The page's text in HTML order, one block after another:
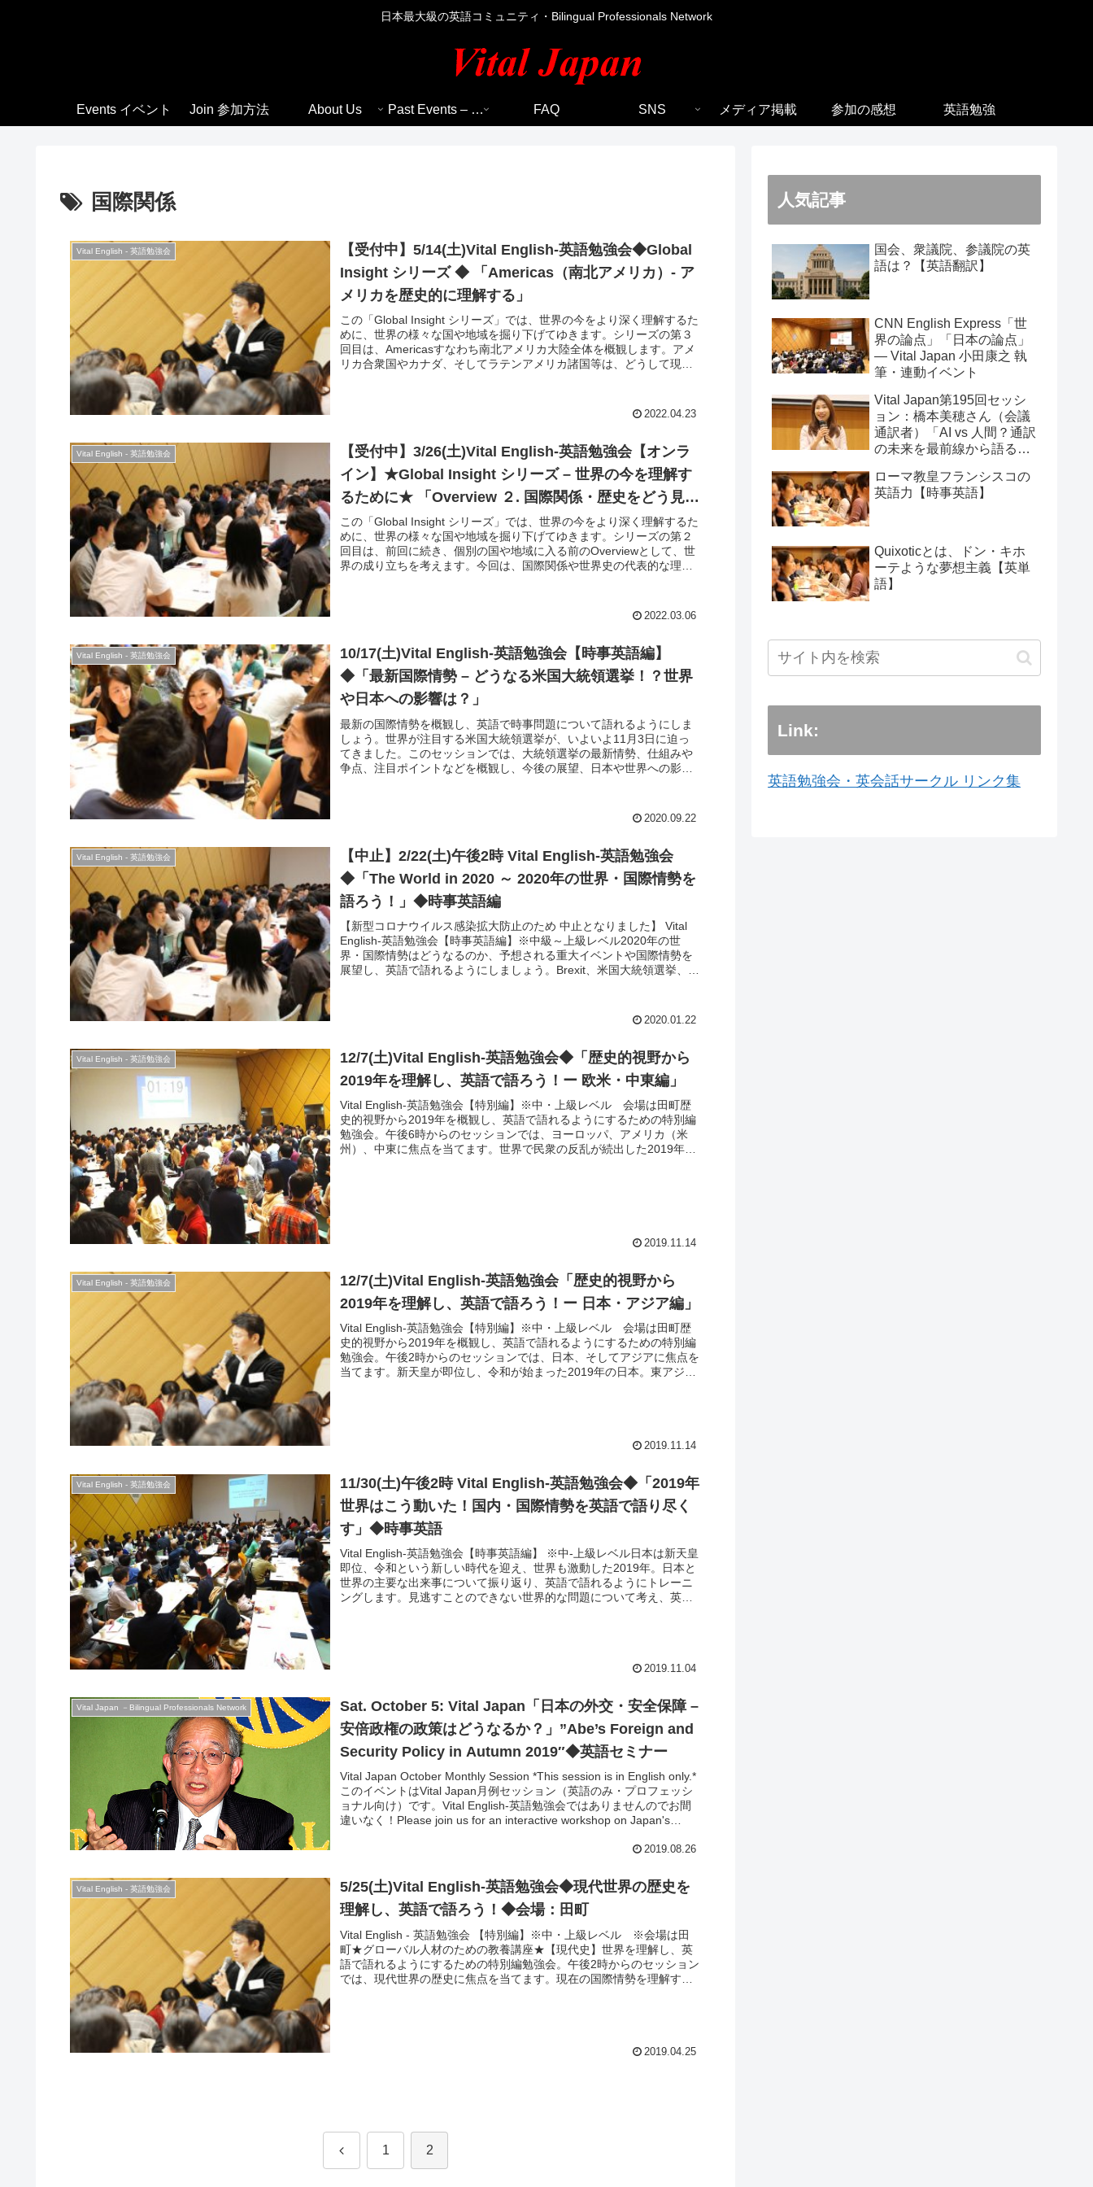
日本最大級の英語コミュニティ・Bilingual Professionals Network
Events イベント Join 参加方法 About Us Past Events – 過去のイベント FAQ SNS メディア掲載 参加の感想 英語勉強
国際関係
Vital English - 英語勉強会
【受付中】5/14(土)Vital English-英語勉強会◆Global
Insight シリーズ ◆ 「Americas（南北アメリカ）- ア
メリカを歴史的に理解する」
この「Global Insight シリーズ」では、世界の今をより深く理解するた
めに、世界の様々な国や地域を掘り下げてゆきます。シリーズの第３
回目は、Americasすなわち南北アメリカ大陸全体を概観します。アメ
リカ合衆国やカナダ、そしてラテンアメリカ諸国等は、どうして現在
ように影響したのか。この地域にどのような国々があるのか、歴史的
に考え、現在の南北アメリカ地域のニュースがより深く理解できるよ
を多数交えながら、和気あいあいと進めますのでお気軽にご参加くだ
さい。
2022.04.23
Vital English - 英語勉強会
【受付中】3/26(土)Vital English-英語勉強会【オンラ
イン】★Global Insight シリーズ – 世界の今を理解す
るために★ 「Overview ２. 国際関係・歴史をどう見る
か – 国際秩序、ウクライナetc」
この「Global Insight シリーズ」では、世界の今をより深く理解するた
めに、世界の様々な国や地域を掘り下げてゆきます。シリーズの第２
回目は、前回に続き、個別の国や地域に入る前のOverviewとして、世
界の成り立ちを考えます。今回は、国際関係や世界史の代表的な理
の自由な英語での会話を多数交えながら、和気あいあいと進めますの
2022.03.06
Vital English - 英語勉強会
10/17(土)Vital English-英語勉強会【時事英語編】
◆「最新国際情勢 – どうなる米国大統領選挙！？世界
や日本への影響は？」
最新の国際情勢を概観し、英語で時事問題について語れるようにしま
しょう。世界が注目する米国大統領選挙が、いよいよ11月3日に迫っ
てきました。このセッションでは、大統領選挙の最新情勢、仕組みや
争点、注目ポイントなどを概観し、今後の展望、日本や世界への影響
2020.09.22
Vital English - 英語勉強会
【中止】2/22(土)午後2時 Vital English-英語勉強会
◆「The World in 2020 ～ 2020年の世界・国際情勢を
語ろう！」◆時事英語編
【新型コロナウイルス感染拡大防止のため 中止となりました】 Vital
English-英語勉強会【時事英語編】※中級～上級レベル2020年の世
界・国際情勢はどうなるのか、予想される重大イベントや国際情勢を
展望し、英語で語れるようにしましょう。Brexit、米国大統領選挙、中
す。2020年の国際情勢でウォッチしておくべきポイントをスピ－カー
が紹介。世界の政治経済、社会的変動、関連の英語表現を紹介しなが
2020.01.22
Vital English - 英語勉強会
12/7(土)Vital English-英語勉強会◆「歴史的視野から
2019年を理解し、英語で語ろう！ー 欧米・中東編」
Vital English-英語勉強会【特別編】※中・上級レベル 会場は田町歴
史的視野から2019年を概観し、英語で語れるようにするための特別編
勉強会。午後6時からのセッションでは、ヨーロッパ、アメリカ（米
州）、中東に焦点を当てます。世界で民衆の反乱が続出した2019年。
が不可欠です。歴史的に考えると、これらはどう解釈すべきなのでし
ょうか？そして英語ではどう表現するのでしょうか？スピーカーから
ションにて英語で意見交換をし、理解を深めます。
2019.11.14
Vital English - 英語勉強会
12/7(土)Vital English-英語勉強会「歴史的視野から
2019年を理解し、英語で語ろう！ー 日本・アジア編」
Vital English-英語勉強会【特別編】※中・上級レベル 会場は田町歴
史的視野から2019年を概観し、英語で語れるようにするための特別編
勉強会。午後2時からのセッションでは、日本、そしてアジアに焦点を
当てます。新天皇が即位し、令和が始まった2019年の日本。東アジア
説を踏まえて、1対1やグループディスカッションにて英語で意見交換
2019.11.14
Vital English - 英語勉強会
11/30(土)午後2時 Vital English-英語勉強会◆「2019年
世界はこう動いた！国内・国際情勢を英語で語り尽く
す」◆時事英語
Vital English-英語勉強会【時事英語編】 ※中-上級レベル日本は新天皇
即位、令和という新しい時代を迎え、世界も激動した2019年。日本と
世界の主要な出来事について振り返り、英語で語れるようにトレーニ
ングします。見逃すことのできない世界的な問題について考え、英語
2019.11.04
Vital Japan －Bilingual Professionals Network
Sat. October 5: Vital Japan「日本の外交・安全保障 –
安倍政権の政策はどうなるか？」”Abe’s Foreign and
Security Policy in Autumn 2019″◆英語セミナー
Vital Japan October Monthly Session *This session is in English only.*
このイベントはVital Japan月例セッション（英語のみ・プロフェッシ
ョナル向け）です。Vital English-英語勉強会ではありませんのでお間
違いなく！Please join us for an interactive workshop on Japan's
Togo, Professor and Director of the Institute for World Affairs, Kyoto
について考えてみたいと思います。特に米中対立の中でどう舵取りす
べきか、安倍外交の7年の成果、そしてその積み残した課題（ロシア・
北朝鮮・韓国等）について、スピーカーからプレゼンいただき、参加
換します。
2019.08.26
Vital English - 英語勉強会
5/25(土)Vital English-英語勉強会◆現代世界の歴史を
理解し、英語で語ろう！◆会場：田町
Vital English - 英語勉強会 【特別編】※中・上級レベル ※会場は田
町★グローバル人材のための教養講座★【現代史】世界を理解し、英
語で語れるようにするための特別編勉強会。午後2時からのセッション
では、現代世界の歴史に焦点を当てます。現在の国際情勢を理解する
2019.04.25
前 1 2
人気記事
国会、衆議院、参議院の英
語は？【英語翻訳】
CNN English Express「世
界の論点」「日本の論点」
― Vital Japan 小田康之 執
筆・連動イベント
Vital Japan第195回セッシ
ョン：橋本美穂さん（会議
通訳者）「AI vs 人間？通訳
の未来を最前線から語る」
ローマ教皇フランシスコの
英語力【時事英語】
Quixoticとは、ドン・キホ
ーテような夢想主義【英単
語】
Link:
英語勉強会・英会話サークル リンク集